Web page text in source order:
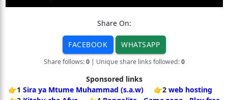
Share On:
FACEBOOK WHATSAPP
Share follows:0| Unique share links followed:0
Sponsored links
👉1 Sira ya Mtume Muhammad (s.a.w) 👉2 web hosting